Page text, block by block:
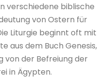
verschiedene biblische
von Ostern für
Liturgie beginnt oft mit
aus dem Buch Genesis,
von der Befreiung der
in Ägypten.